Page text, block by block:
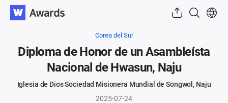
Corea del Sur
Diploma de Honor de un Asambleísta
Nacional de Hwasun, Naju
Iglesia de Dios Sociedad Misionera Mundial de Songwol, Naju
2025-07-24